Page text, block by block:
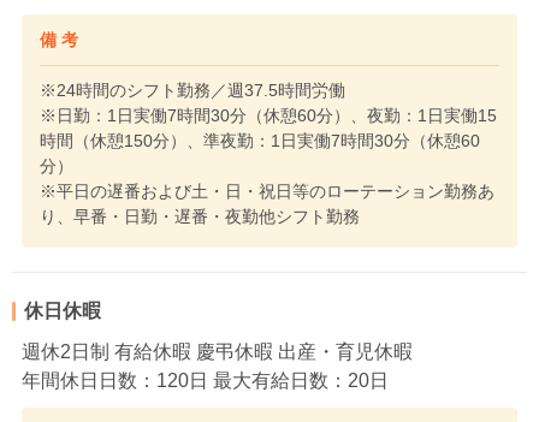
備 考
※24時間のシフト勤務／週37.5時間労働
※日勤：1日実働7時間30分（休憩60分）、夜勤：1日実働15
時間（休憩150分）、準夜勤：1日実働7時間30分（休憩60
分）
※平日の遅番および土・日・祝日等のローテーション勤務あ
り、早番・日勤・遅番・夜勤他シフト勤務
休日休暇
週休2日制 有給休暇 慶弔休暇 出産・育児休暇
年間休日日数：120日 最大有給日数：20日